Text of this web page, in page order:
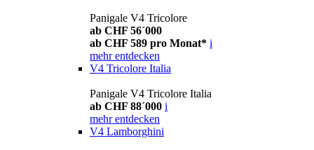
Panigale V4 Tricolore
ab CHF 56´000
ab CHF 589 pro Monat* i
mehr entdecken
V4 Tricolore Italia
Panigale V4 Tricolore Italia
ab CHF 88´000 i
mehr entdecken
V4 Lamborghini